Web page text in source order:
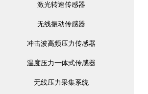
激光转速传感器
无线振动传感器
冲击波高频压力传感器
温度压力一体式传感器
无线压力采集系统